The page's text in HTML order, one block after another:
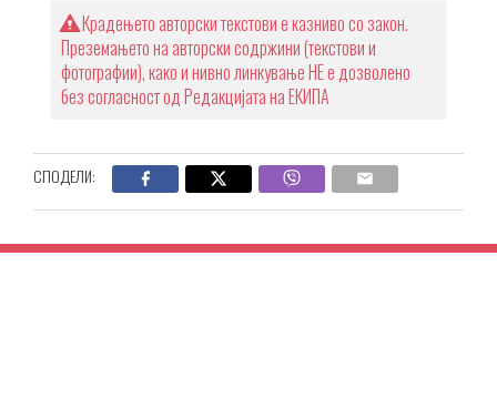
Крадењето авторски текстови е казниво со закон.
Преземањето на авторски содржини (текстови и
фотографии), како и нивно линкување НЕ е дозволено
без согласност од Редакцијата на ЕКИПА
СПОДЕЛИ: